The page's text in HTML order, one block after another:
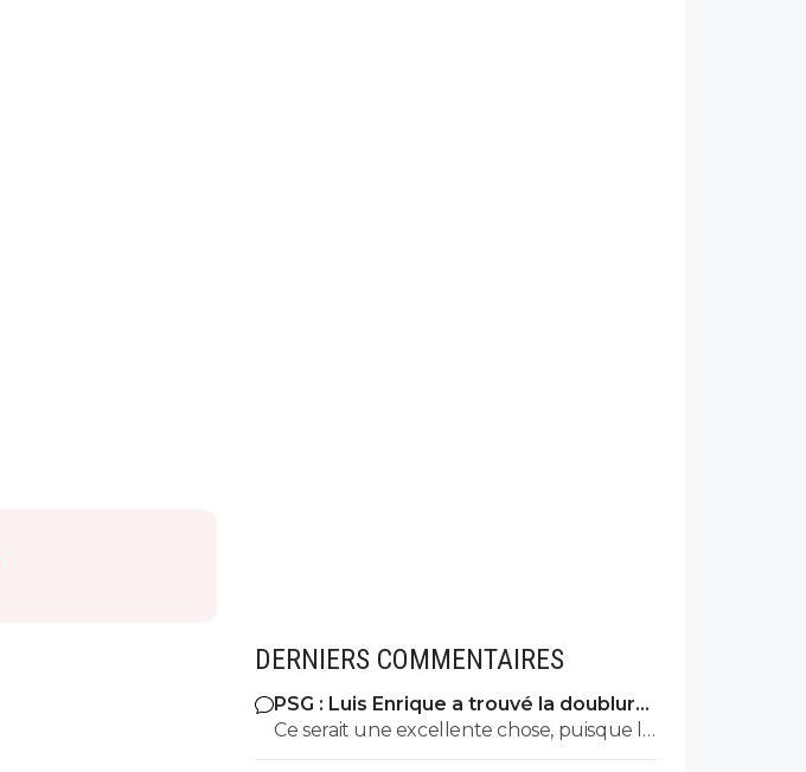
DERNIERS COMMENTAIRES
PSG : Luis Enrique a trouvé la doublure
d'Hakimi
Ce serait une excellente chose, puisque le
club a l'ambition de s'appuyer sur la